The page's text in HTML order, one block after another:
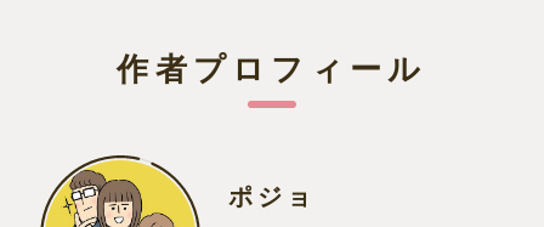
作者プロフィール
ポジョ